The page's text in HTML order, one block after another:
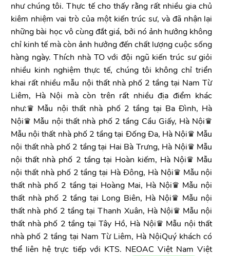
như chúng tôi. Thực tế cho thấy rằng rất nhiều gia chủ
kiêm nhiệm vai trò của một kiến trúc sư, và đã nhận lại
những bài học vô cùng đắt giá, bởi nó ảnh hưởng không
chỉ kinh tế mà còn ảnh hưởng đến chất lượng cuộc sống
hàng ngày. Thích nhà TO với đội ngũ kiến trúc sư giỏi
nhiều kinh nghiệm thực tế, chúng tôi không chỉ triển
khai rất nhiều mẫu nội thất nhà phố 2 tầng tại Nam Từ
Liêm, Hà Nội mà còn trên rất nhiều địa điểm khác
như:♛ Mẫu nội thất nhà phố 2 tầng tại Ba Đình, Hà
Nội♛ Mẫu nội thất nhà phố 2 tầng Cầu Giấy, Hà Nội♛
Mẫu nội thất nhà phố 2 tầng tại Đống Đa, Hà Nội♛ Mẫu
nội thất nhà phố 2 tầng tại Hai Bà Trưng, Hà Nội♛ Mẫu
nội thất nhà phố 2 tầng tại Hoàn kiếm, Hà Nội♛ Mẫu
nội thất nhà phố 2 tầng tại Hà Đông, Hà Nội♛ Mẫu nội
thất nhà phố 2 tầng tại Hoàng Mai, Hà Nội♛ Mẫu nội
thất nhà phố 2 tầng tại Long Biên, Hà Nội♛ Mẫu nội
thất nhà phố 2 tầng tại Thanh Xuân, Hà Nội♛ Mẫu nội
thất nhà phố 2 tầng tại Tây Hồ, Hà Nội♛ Mẫu nội thất
nhà phố 2 tầng tại Nam Từ Liêm, Hà NộiQuý khách có
thể liên hệ trực tiếp với KTS. NEOAC Việt Nam Việt